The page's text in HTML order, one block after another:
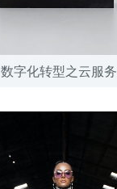
数字化转型之云服务